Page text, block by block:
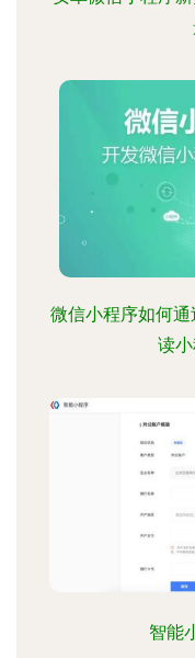
微信小程序如何
读
智能